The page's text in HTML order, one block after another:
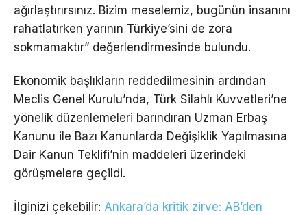
ağırlaştırırsınız. Bizim meselemiz, bugünün insanını
rahatlatırken yarının Türkiye’sini de zora
sokmamaktır” değerlendirmesinde bulundu.
Ekonomik başlıkların reddedilmesinin ardından
Meclis Genel Kurulu’nda, Türk Silahlı Kuvvetleri’ne
yönelik düzenlemeleri barındıran Uzman Erbaş
Kanunu ile Bazı Kanunlarda Değişiklik Yapılmasına
Dair Kanun Teklifi’nin maddeleri üzerindeki
görüşmelere geçildi.
İlginizi çekebilir: Ankara’da kritik zirve: AB’den